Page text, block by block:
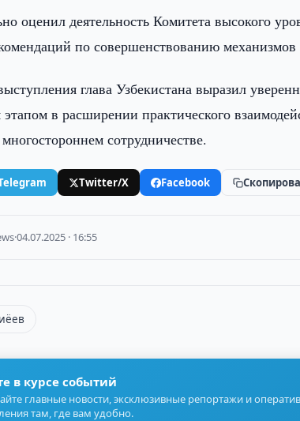
оценил деятельность Комитета высокого
по совершенствованию
глава Узбекистана выразил
в расширении практического
сотрудничестве.
Twitter/X Facebook
·04.07.2025 · 16:55
в курсе событий
главные новости, эксклюзивные репортажи и
там, где вам удобно.